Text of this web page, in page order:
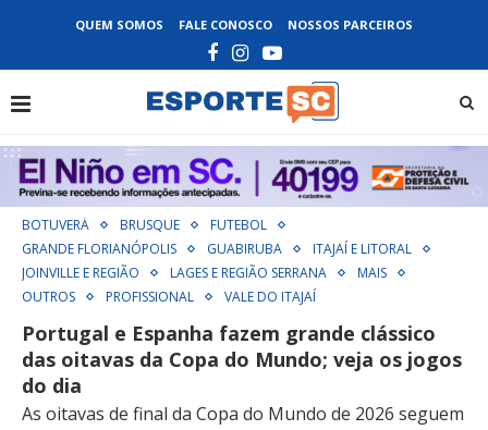
QUEM SOMOS FALE CONOSCO NOSSOS PARCEIROS
BOTUVERÁ BRUSQUE
FUTEBOL
GRANDE FLORIANÓPOLIS
GUABIRUBA
ITAJAÍ E LITORAL
JOINVILLE E REGIÃO
LAGES E REGIÃO SERRANA
MAIS
OUTROS
PROFISSIONAL VALE DO ITAJAÍ
Portugal e Espanha fazem grande clássico
das oitavas da Copa do Mundo; veja os jogos
do dia
As oitavas de final da Copa do Mundo de 2026 seguem